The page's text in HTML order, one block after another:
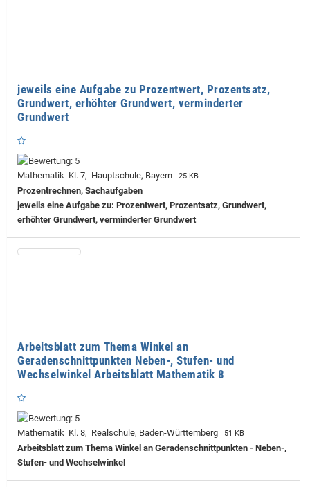
jeweils eine Aufgabe zu Prozentwert, Prozentsatz,
Grundwert, erhöhter Grundwert, verminderter
Grundwert
Mathematik Kl. 7, Hauptschule, Bayern 25 KB
Prozentrechnen, Sachaufgaben
jeweils eine Aufgabe zu: Prozentwert, Prozentsatz, Grundwert,
erhöhter Grundwert, verminderter Grundwert
Arbeitsblatt zum Thema Winkel an
Geradenschnittpunkten Neben-, Stufen- und
Wechselwinkel Arbeitsblatt Mathematik 8
Mathematik Kl. 8, Realschule, Baden-Württemberg 51 KB
Arbeitsblatt zum Thema Winkel an Geradenschnittpunkten - Neben-,
Stufen- und Wechselwinkel